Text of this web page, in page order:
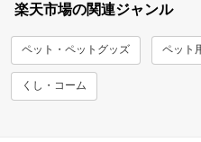
楽天市場の関連ジャンル
ペット・ペットグッズ ペット
くし・コーム